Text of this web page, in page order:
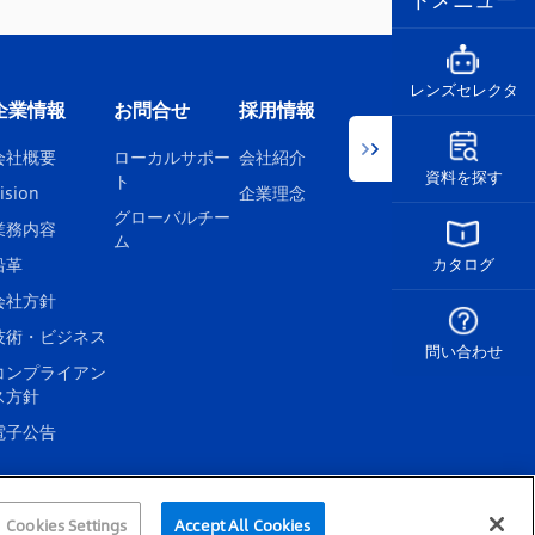
業情報
社概要
務内容
革
社方針
術・ビジネス
ンプライアン
方針
子公告
お問合せ
ローカルサポー
ト
グローバルチー
ム
採用情報
会社紹介
企業理念
レンズセレクタ
資料を探す
カタログ
問い合わせ
Cookies Settings Accept All Cookies